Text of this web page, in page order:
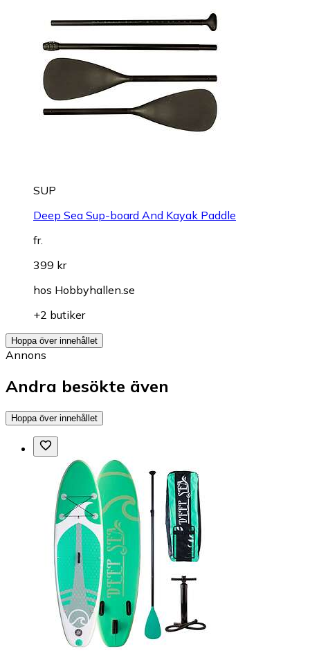
SUP
Deep Sea Sup-board And Kayak Paddle
fr.
399 kr
hos Hobbyhallen.se
+2 butiker
Hoppa över innehållet
Annons
Andra besökte även
Hoppa över innehållet